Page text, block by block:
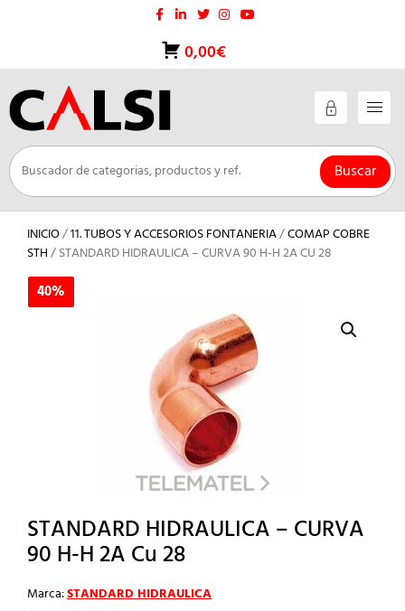
0,00€
Buscar
INICIO/11. TUBOS Y ACCESORIOS FONTANERIA/COMAP COBRE
STH/ STANDARD HIDRAULICA – CURVA 90 H-H 2A CU 28
40%
STANDARD HIDRAULICA – CURVA
90 H-H 2A Cu 28
Marca:STANDARD HIDRAULICA
40%